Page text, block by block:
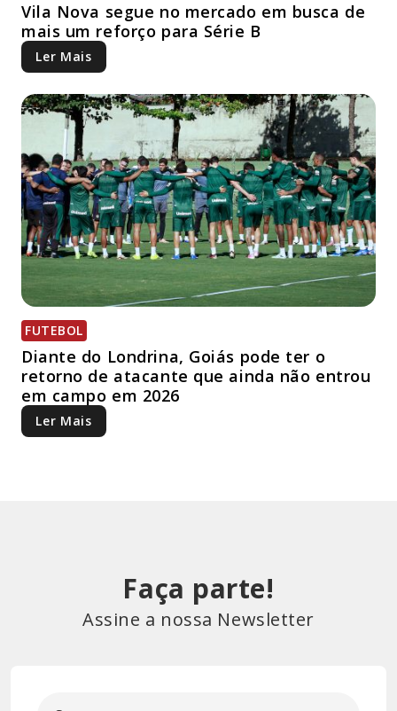
Vila Nova segue no mercado em busca de
mais um reforço para Série B
Ler Mais
FUTEBOL
Diante do Londrina, Goiás pode ter o
retorno de atacante que ainda não entrou
em campo em 2026
Ler Mais
Faça parte!
Assine a nossa Newsletter